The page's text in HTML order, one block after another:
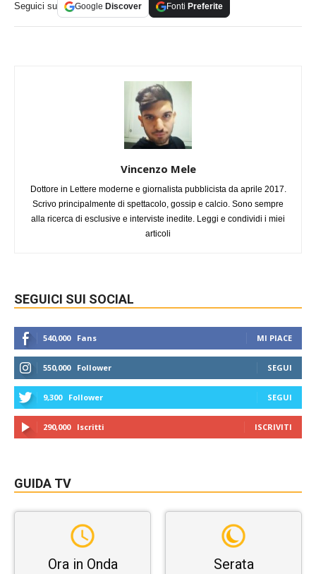
Seguici su Google Discover Fonti Preferite
Vincenzo Mele
Dottore in Lettere moderne e giornalista pubblicista da aprile 2017.
Scrivo principalmente di spettacolo, gossip e calcio. Sono sempre
alla ricerca di esclusive e interviste inedite. Leggi e condividi i miei
articoli
SEGUICI SUI SOCIAL
540,000 Fans MI PIACE
550,000 Follower SEGUI
9,300 Follower SEGUI
290,000 Iscritti ISCRIVITI
GUIDA TV
Ora in Onda Serata